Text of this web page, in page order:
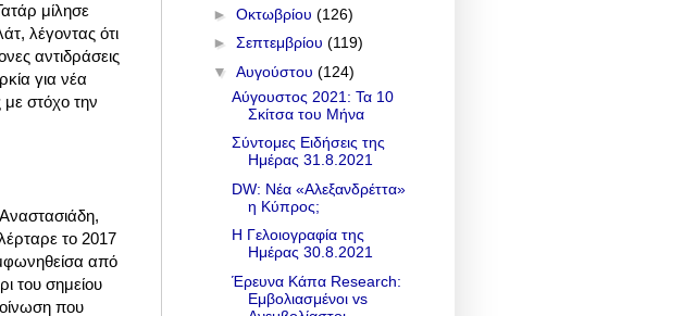
μίλησε
λέγοντας ότι
αντιδράσεις
για νέα
στόχο την
το 2017
από
του σημείου
που
► Οκτωβρίου (126)
► Σεπτεμβρίου (119)
▼ Αυγούστου (124)
Αύγουστος 2021: Τα 10
Σκίτσα του Μήνα
Σύντομες Ειδήσεις της
Ημέρας 31.8.2021
DW: Νέα «Αλεξανδρέττα»
η Κύπρος;
Η Γελοιογραφία της
Ημέρας 30.8.2021
Έρευνα Κάπα Research:
Εμβολιασμένοι vs